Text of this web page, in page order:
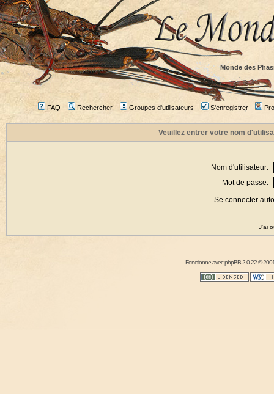
Monde des
FAQ Rechercher Groupes d'utilisateurs S'enregistrer
Veuillez entrer votre nom
Nom d'utilisateur:
Mot de passe:
Se connecter
J'ai
Fonctionne avecphpBB2.0.22 ©